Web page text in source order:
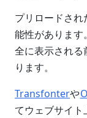
プリロードさ
能性がありま
全に表示される
ります。
Transfonterや
てウェブサイ